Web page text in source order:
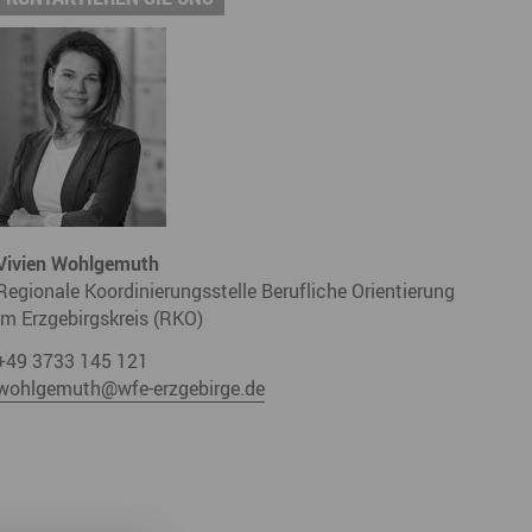
Radrouten
Wegewarte
Wohlgemuth
Koordinierungsstelle Berufliche Orientierung
Erzgebirgskreis (RKO)
3733 145 121
erzgebirge.de